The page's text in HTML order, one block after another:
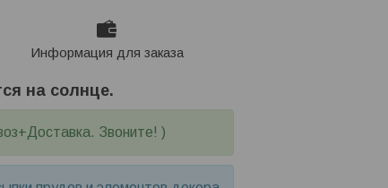
Информация для заказа
на солнце.
Звоните! )